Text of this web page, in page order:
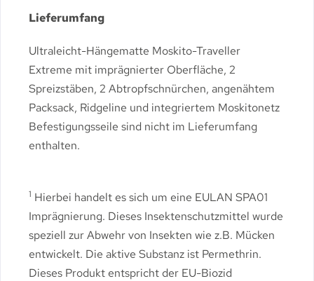
Lieferumfang
Ultraleicht-Hängematte Moskito-Traveller
Extreme mit imprägnierter Oberfläche, 2
Spreizstäben, 2 Abtropfschnürchen, angenähtem
Packsack, Ridgeline und integriertem Moskitonetz
Befestigungsseile sind nicht im Lieferumfang
enthalten.
1 Hierbei handelt es sich um eine EULAN SPA01
Imprägnierung. Dieses Insektenschutzmittel wurde
speziell zur Abwehr von Insekten wie z.B. Mücken
entwickelt. Die aktive Substanz ist Permethrin.
Dieses Produkt entspricht der EU-Biozid